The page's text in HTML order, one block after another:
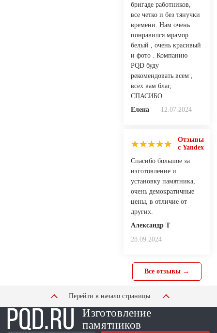
бригаде работников,
все четко и без тянучки
времени. Нам очень
понравился мрамор
белый , очень красивый
и фото . Компанию
PQD буду
рекомендовать всем ,
всех вам благ,
СПАСИБО.
Елена
12.07.2024
Отзывы
с Yandex
Спасибо большое за
изготовление и
установку памятника,
очень демократичные
цены, в отличие от
других.
Александр Т
28.09.2024
Все отзывы →
Перейти в начало страницы
Изготовление
памятников